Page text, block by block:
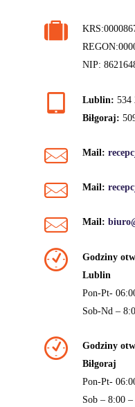
NIP:
Lublin: 534
Biłgoraj:
Mail:
Mail:
Mail:
Godziny
Lublin
Pon-Pt-
Sob-Nd –
Godziny
Biłgoraj
Pon-Pt-
Sob – 8:00